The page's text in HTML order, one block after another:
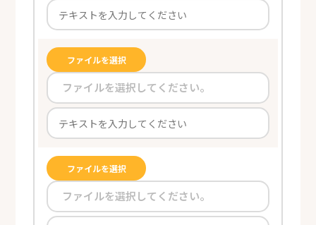
ファイルを選択
ファイルを選択してください。
ファイルを選択
ファイルを選択してください。